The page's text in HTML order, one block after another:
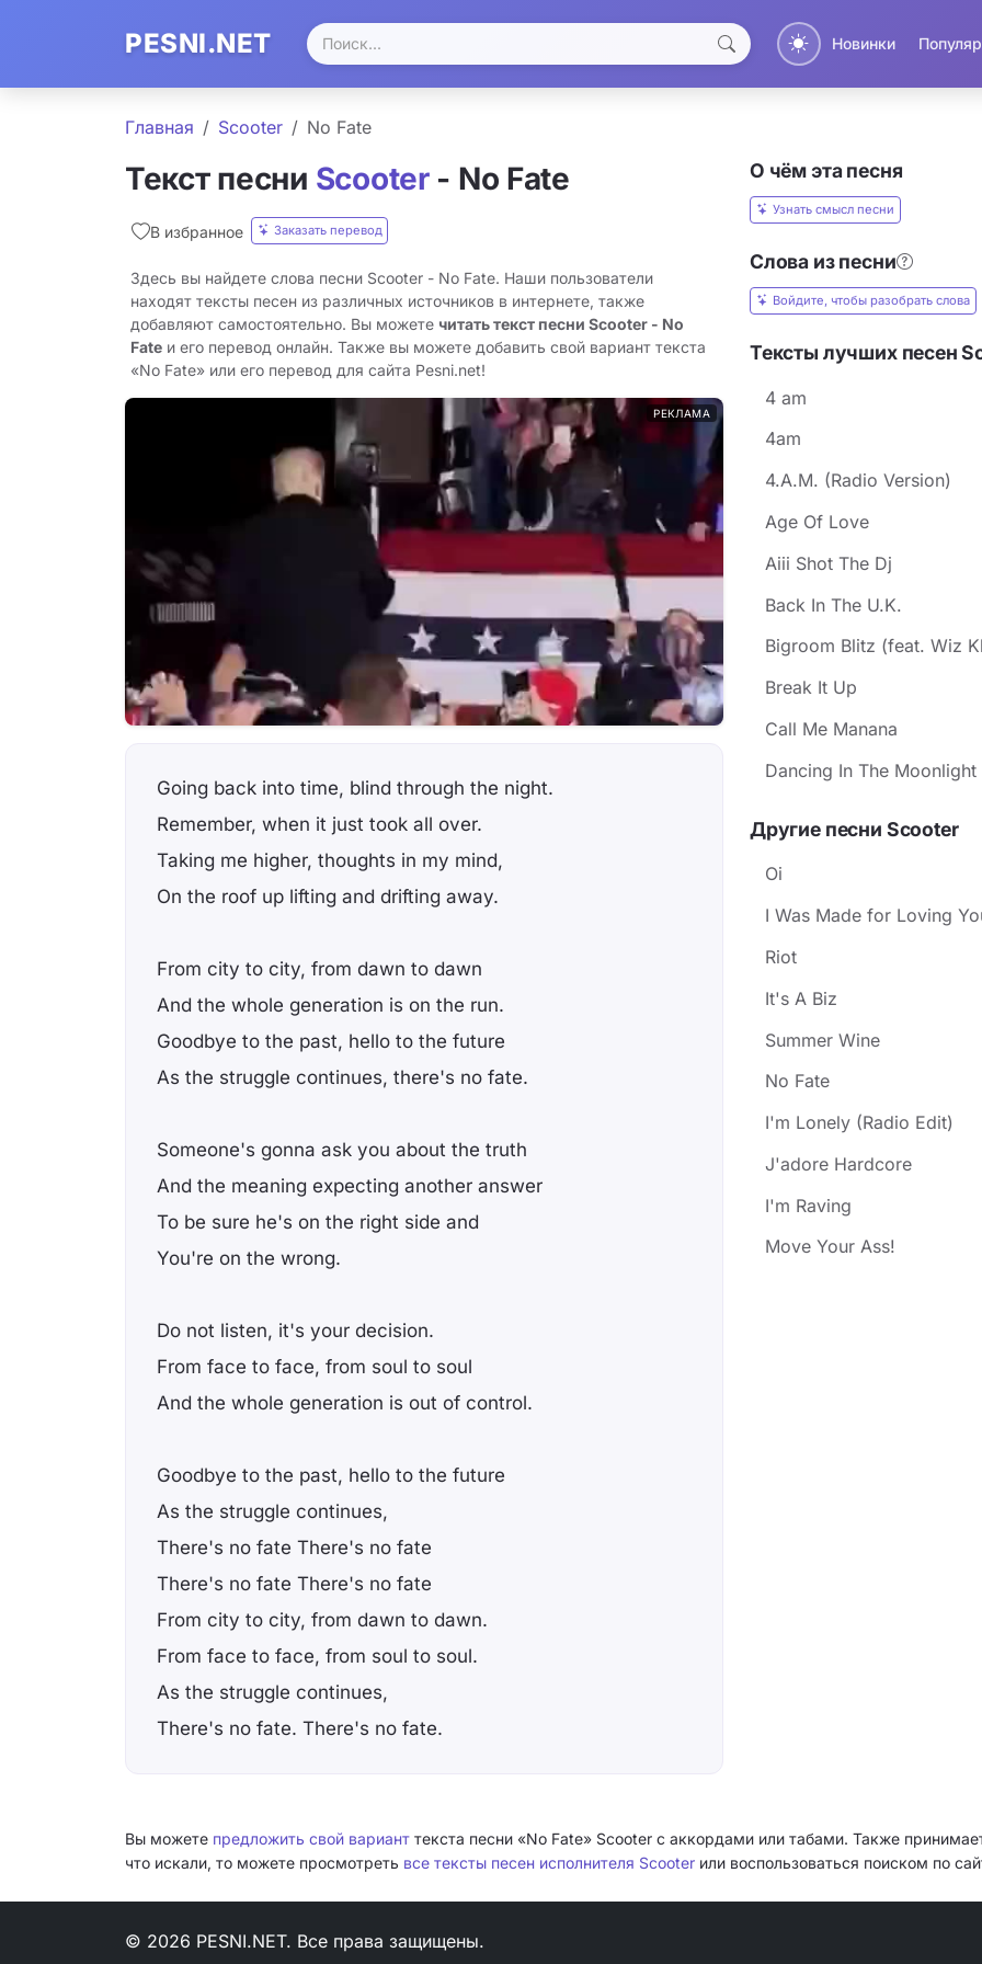
PESNI.NET Новинки
Главная Scooter No Fate
Текст песни Scooter- No Fate
В избранное Заказать перевод
Здесь вы найдете слова песни Scooter - No Fate. Наши пользователи
находят тексты песен из различных источников в интернете, также
добавляют самостоятельно. Вы можете читать текст песни Scooter - No
Fate и его перевод онлайн. Также вы можете добавить свой вариант текста
«No Fate» или его перевод для сайта Pesni.net!
РЕКЛАМА
Going back into time, blind through the night.
Remember, when it just took all over.
Taking me higher, thoughts in my mind,
On the roof up lifting and drifting away.
From city to city, from dawn to dawn
And the whole generation is on the run.
Goodbye to the past, hello to the future
As the struggle continues, there's no fate.
Someone's gonna ask you about the truth
And the meaning expecting another answer
To be sure he's on the right side and
You're on the wrong.
Do not listen, it's your decision.
From face to face, from soul to soul
And the whole generation is out of control.
Goodbye to the past, hello to the future
As the struggle continues,
There's no fate There's no fate
There's no fate There's no fate
From city to city, from dawn to dawn.
From face to face, from soul to soul.
As the struggle continues,
There's no fate. There's no fate.
О чём эта песня
Узнать смысл песни
Слова из песни
Войдите, чтобы разобрать слова
Тексты лучших песен
4 am
4am
4.A.M. (Radio Version)
Age Of Love
Aiii Shot The Dj
Back In The U.K.
Bigroom Blitz (feat. Wiz
Break It Up
Call Me Manana
Dancing In The Moonlight
Другие песни Scooter
Oi
I Was Made for Loving
Riot
It's A Biz
Summer Wine
No Fate
I'm Lonely (Radio Edit)
J'adore Hardcore
I'm Raving
Move Your Ass!
Вы можете предложить свой вариант текста песни «No Fate» Scooter с аккордами или табами. Также
что искали, то можете просмотреть все тексты песен исполнителя Scooter или воспользоваться поиском по
© 2026 PESNI.NET. Все права защищены.